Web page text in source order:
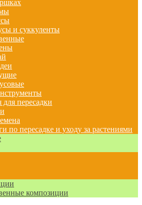
и суккуленты
для пересадки
по пересадке и уходу за растениями
композиции